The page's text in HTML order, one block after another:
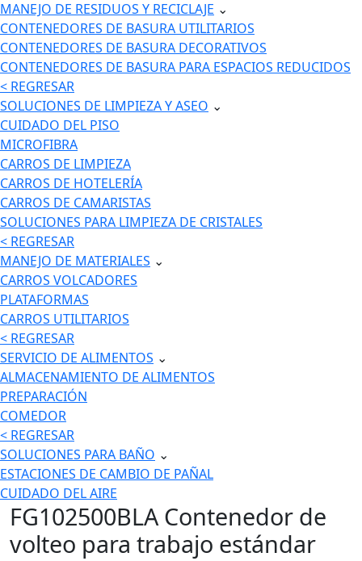
MANEJO DE RESIDUOS Y RECICLAJE ⌄
CONTENEDORES DE BASURA UTILITARIOS
CONTENEDORES DE BASURA DECORATIVOS
CONTENEDORES DE BASURA PARA ESPACIOS REDUCIDOS
< REGRESAR
SOLUCIONES DE LIMPIEZA Y ASEO ⌄
CUIDADO DEL PISO
MICROFIBRA
CARROS DE LIMPIEZA
CARROS DE HOTELERÍA
CARROS DE CAMARISTAS
SOLUCIONES PARA LIMPIEZA DE CRISTALES
< REGRESAR
MANEJO DE MATERIALES ⌄
CARROS VOLCADORES
PLATAFORMAS
CARROS UTILITARIOS
< REGRESAR
SERVICIO DE ALIMENTOS ⌄
ALMACENAMIENTO DE ALIMENTOS
PREPARACIÓN
COMEDOR
< REGRESAR
SOLUCIONES PARA BAÑO ⌄
ESTACIONES DE CAMBIO DE PAÑAL
CUIDADO DEL AIRE
FG102500BLA Contenedor de
volteo para trabajo estándar